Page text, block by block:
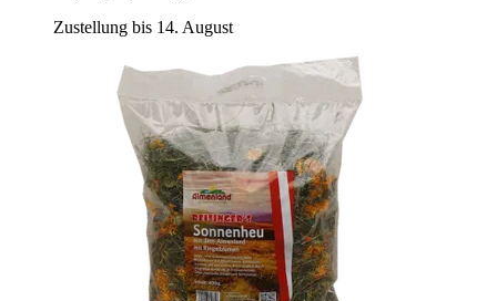
Zustellung bis 14. August